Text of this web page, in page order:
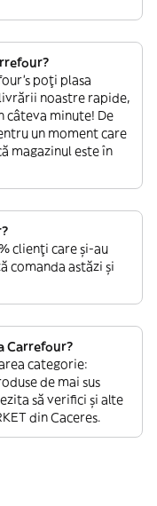
poți plasa
noastre rapide,
câteva minute! De
un moment care
magazinul este în
clienți care și-au
comanda astăzi și
Carrefour?
categorie:
de mai sus
să verifici și alte
din Caceres.